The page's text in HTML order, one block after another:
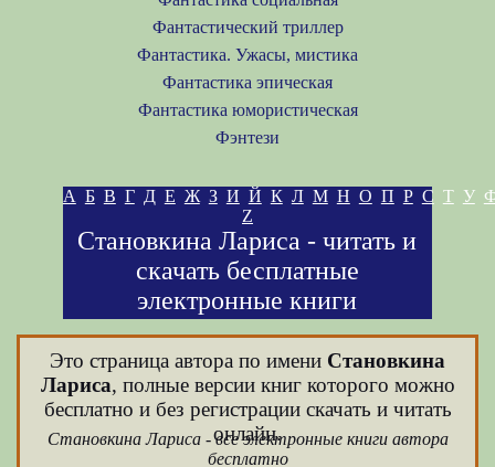
Фантастический триллер
Фантастика. Ужасы, мистика
Фантастика эпическая
Фантастика юмористическая
Фэнтези
А Б В Г Д Е Ж З И Й К Л М Н О П Р С Т У
Z
Становкина Лариса - читать и
скачать бесплатные
электронные книги
Это страница автора по имени Становкина
Лариса, полные версии книг которого можно
бесплатно и без регистрации скачать и читать
онлайн.
Становкина Лариса - все электронные книги автора
бесплатно